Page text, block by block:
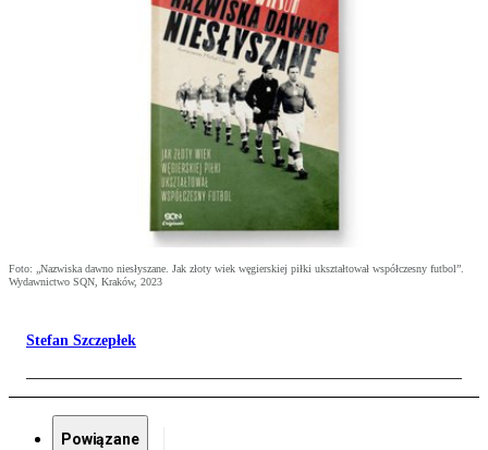
Foto: „Nazwiska dawno niesłyszane. Jak złoty wiek węgierskiej piłki ukształtował współczesny futbol”.
Wydawnictwo SQN, Kraków, 2023
Stefan Szczepłek
Powiązane